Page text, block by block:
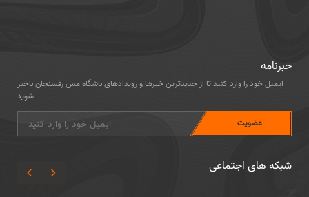
خبرنامه
ایمیل خود را وارد کنید تا از جدیدترین خبرها و رویدادهای باشگاه مس رفسنجان باخبر
شوید
شبکه های اجتماعی